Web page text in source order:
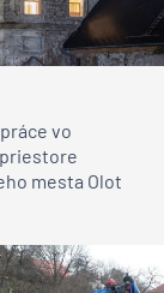
vo
mesta Olot